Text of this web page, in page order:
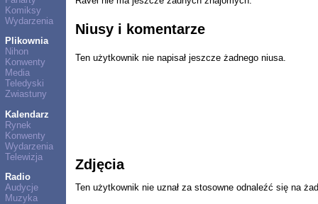
Komiksy
Wydarzenia
Plikownia
Nihon
Konwenty
Media
Teledyski
Zwiastuny
Kalendarz
Rynek
Konwenty
Wydarzenia
Telewizja
Radio
Audycje
Muzyka
Niusy i komentarze
Ten użytkownik nie napisał jeszcze żadnego niusa.
Zdjęcia
Ten użytkownik nie uznał za stosowne odnaleźć się na